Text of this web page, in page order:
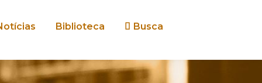
Biblioteca Busca